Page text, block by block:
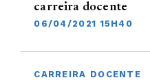
carreira docente
06/04/2021 15H40
CARREIRA DOCENTE